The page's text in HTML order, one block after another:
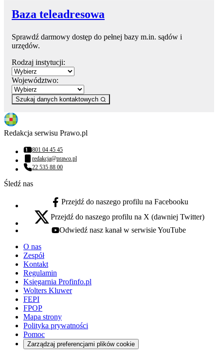
Baza teleadresowa
Sprawdź darmowy dostęp do pełnej bazy m.in. sądów i
urzędów.
Rodzaj instytucji:
Województwo:
Szukaj danych kontaktowych
Redakcja serwisu Prawo.pl
Numer telefonu:
801 04 45 45
Adres email:
redakcja@prawo.pl
Numer telefonu:
22 535 88 00
Śledź nas
facebook - otwiera się w nowej karcie
Przejdź do naszego profilu na Facebooku
x - otwiera się w nowej karcie
Przejdź do naszego profilu na X (dawniej Twitter)
youtube - otwiera się w nowej karcie
Odwiedź nasz kanał w serwisie YouTube
O nas
Zespół
Kontakt
Regulamin
Księgarnia Profinfo.pl
Wolters Kluwer
FEPI
FPOP
Mapa strony
Polityka prywatności
Pomoc
Zarządzaj preferencjami plików cookie